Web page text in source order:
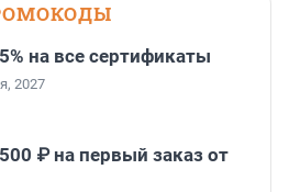
на все сертификаты
2027
₽ на первый заказ от